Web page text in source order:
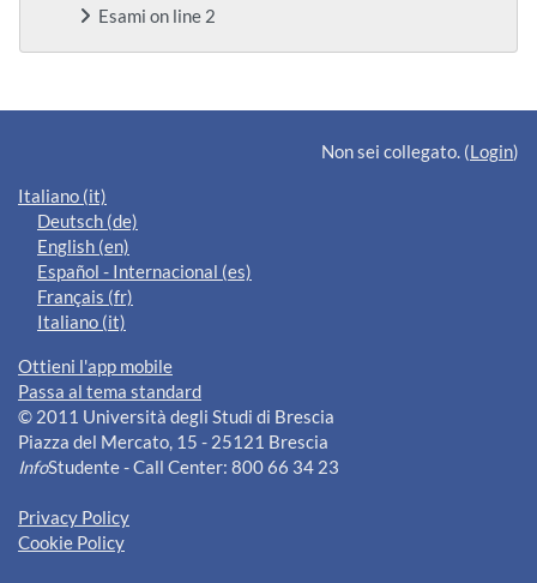
Esami on line 2
Blocchi supplementari
Non sei collegato. (Login)
Italiano ‎(it)‎
Deutsch ‎(de)‎
English ‎(en)‎
Español - Internacional ‎(es)‎
Français ‎(fr)‎
Italiano ‎(it)‎
Ottieni l'app mobile
Passa al tema standard
© 2011 Università degli Studi di Brescia
Piazza del Mercato, 15 - 25121 Brescia
InfoStudente - Call Center: 800 66 34 23
Privacy Policy
Cookie Policy